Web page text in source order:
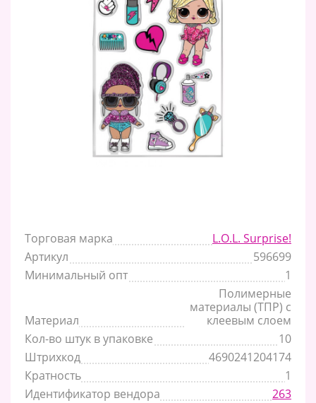
Торговая марка
L.O.L. Surprise!
Артикул
596699
Минимальный опт
1
Материал
Полимерные
материалы (ТПР) с
клеевым слоем
Кол-во штук в упаковке
10
Штрихкод
4690241204174
Кратность
1
Идентификатор вендора
263